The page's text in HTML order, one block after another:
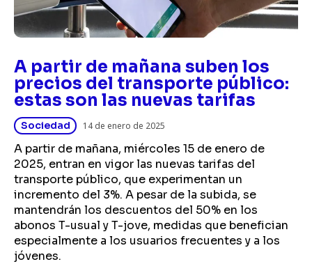
A partir de mañana suben los
precios del transporte público:
estas son las nuevas tarifas
Sociedad 14 de enero de 2025
A partir de mañana, miércoles 15 de enero de
2025, entran en vigor las nuevas tarifas del
transporte público, que experimentan un
incremento del 3%. A pesar de la subida, se
mantendrán los descuentos del 50% en los
abonos T-usual y T-jove, medidas que benefician
especialmente a los usuarios frecuentes y a los
jóvenes.